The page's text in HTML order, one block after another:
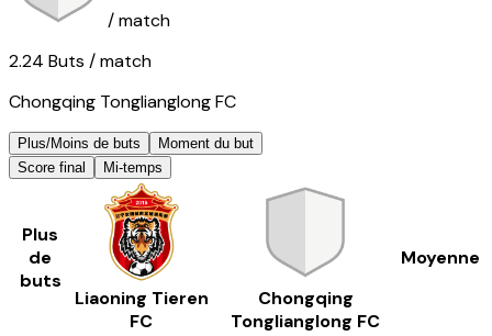
/ match
2.24 Buts / match
Chongqing Tonglianglong FC
Plus/Moins de buts
Moment du but
Score final
Mi-temps
Plus
de
buts
Liaoning Tieren
FC
Chongqing
Tonglianglong FC
Moyenne